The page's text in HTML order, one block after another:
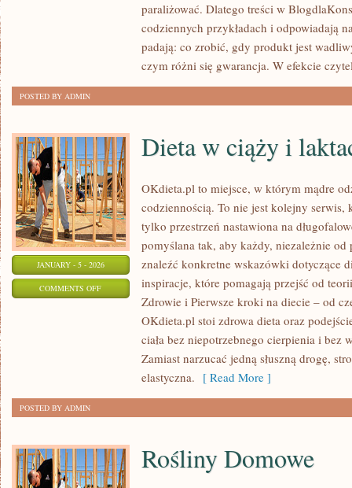
KONSUMENTparaliżować. Dlatego treści w
codziennych przykładach i odpowiadają
padają: co zrobić, gdy produkt jest
czym różni się gwarancja. W efekcie
POSTED BY ADMIN
JANUARY - 5 - 2026
COMMENTS OFFON
Dieta w ciąży i
OKdieta.pl to miejsce, w którym mądre
codziennością. To nie jest kolejny
tylko przestrzeń nastawiona na
pomyślana tak, aby każdy, niezależnie od
znaleźć konkretne wskazówki dotyczące
inspiracje, które pomagają przejść od
Zdrowie i Pierwsze kroki na diecie – od
OKdieta.pl stoi zdrowa dieta oraz
ciała bez niepotrzebnego cierpienia i bez
Zamiast narzucać jedną słuszną drogę,
elastyczna. [ Read More ]
POSTED BY ADMIN
Rośliny Domowe